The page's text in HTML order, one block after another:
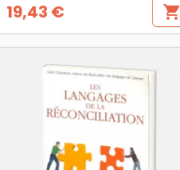
Prix
19,43 € shopping_cart